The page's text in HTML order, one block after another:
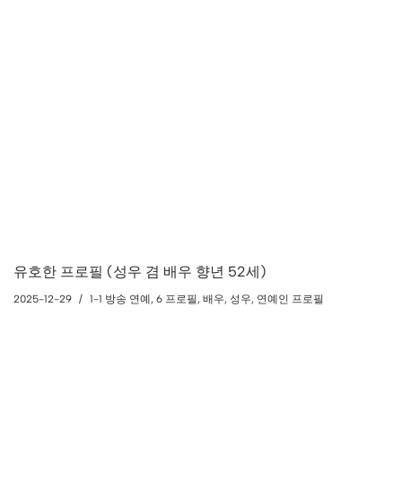
유호한 프로필 (성우 겸 배우 향년 52세)
2025-12-29 1-1 방송 연예, 6 프로필, 배우, 성우, 연예인 프로필